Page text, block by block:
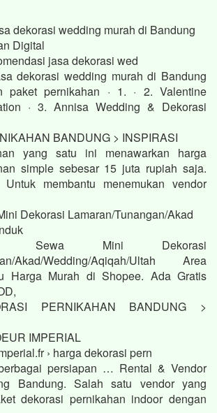
dekorasi wedding murah di Bandung
Digital
jasa dekorasi wed
dekorasi wedding murah di Bandung
paket pernikahan · 1. · 2. Valentine
· 3. Annisa Wedding & Dekorasi
BANDUNG > INSPIRASI
yang satu ini menawarkan harga
simple sebesar 15 juta rupiah saja.
membantu menemukan vendor
Dekorasi Lamaran/Tunangan/Akad
Sewa Mini Dekorasi
Akad/Wedding/Aqiqah/Ultah Area
Harga Murah di Shopee. Ada Gratis
PERNIKAHAN BANDUNG >
IMPERIAL
› harga dekorasi pern
persiapan … Rental & Vendor
Bandung. Salah satu vendor yang
dekorasi pernikahan indoor dengan